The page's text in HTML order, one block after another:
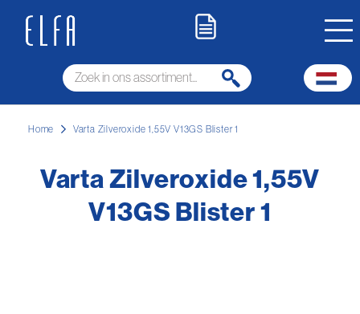
Home Varta Zilveroxide 1,55V V13GS Blister 1
Varta Zilveroxide 1,55V
V13GS Blister 1